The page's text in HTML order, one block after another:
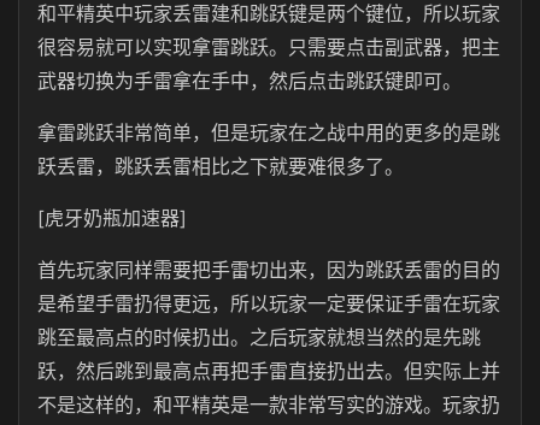
和平精英中玩家丢雷建和跳跃键是两个键位，所以玩家
很容易就可以实现拿雷跳跃。只需要点击副武器，把主
武器切换为手雷拿在手中，然后点击跳跃键即可。
拿雷跳跃非常简单，但是玩家在之战中用的更多的是跳
跃丢雷，跳跃丢雷相比之下就要难很多了。
[虎牙奶瓶加速器]
首先玩家同样需要把手雷切出来，因为跳跃丢雷的目的
是希望手雷扔得更远，所以玩家一定要保证手雷在玩家
跳至最高点的时候扔出。之后玩家就想当然的是先跳
跃，然后跳到最高点再把手雷直接扔出去。但实际上并
不是这样的，和平精英是一款非常写实的游戏。玩家扔